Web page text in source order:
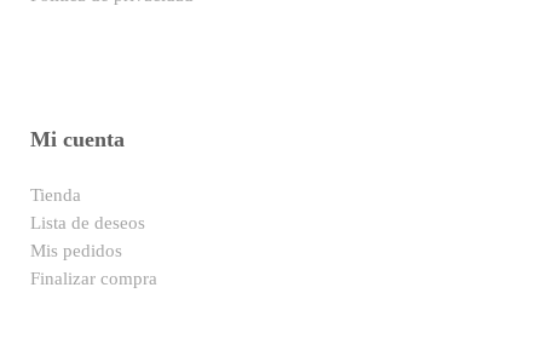
Mi cuenta
Tienda
Lista de deseos
Mis pedidos
Finalizar compra